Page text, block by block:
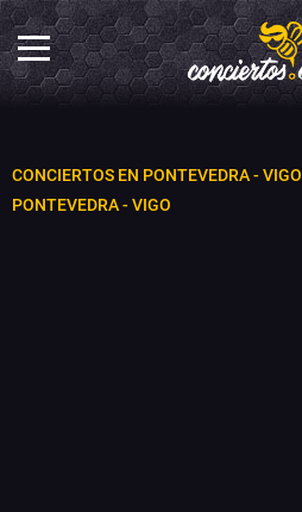
CONCIERTOS EN PONTEVEDRA - VIGO
PONTEVEDRA - VIGO